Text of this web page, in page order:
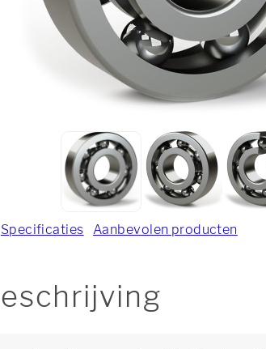
Specificaties Aanbevolen producten